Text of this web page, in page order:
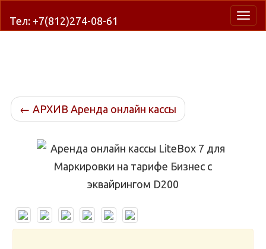
Тел: +7(812)274-08-61
← АРХИВ Аренда онлайн кассы